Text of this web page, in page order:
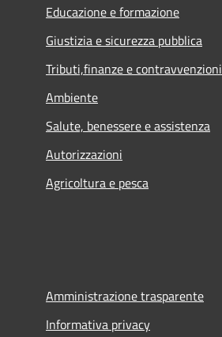
Educazione e formazione
Giustizia e sicurezza pubblica
Tributi,finanze e contravvenzioni
Ambiente
Salute, benessere e assistenza
Autorizzazioni
Agricoltura e pesca
Amministrazione trasparente
Informativa privacy